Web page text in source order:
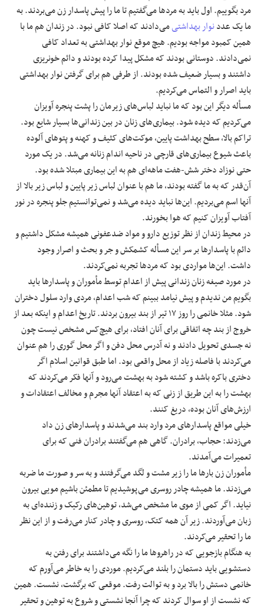
مرد بگوییم. اول باید به مردها می‌گفتیم تا ما را پیش پاسدار زن می‌بردند. به
ما یک عددنوار بهداشتیمی‌دادند که اصلا کافی نبود. در زندان هم ما با
همین کمبود مواجه بودیم. هیچ موقع نوار بهداشتی به تعداد کافی
نمی‌دادند. دوستانی بودند که مشکل پیدا کرده بودند و دائم خونریزی
داشتند و بسیار ضعیف شده بودند. از طرفی هم برای گرفتن نوار بهداشتی
باید اصرار و التماس می‌کردیم.
مسأله دیگر این بود که ما نباید لباس‌های زیرمان را پشت پنجره آویزان
می‌کردیم که دیده شود. بیماری‌های زنان در بین زندانی‌ها بسیار شایع بود.
تراکم بالا، سطح بهداشت پایین، موکت‌های کثیف و کهنه و پتوهای آلوده
باعث شیوع بیماری‌های قارچی در ناحیه اندام زنانه می‌شد. در یک مورد
حتی نوزاد دختر شش-هفت ماهه‌ای هم به این بیماری مبتلا شده بود.
آن‌قدر که به ما گفته بودند، ما هم با عنوان لباس زیر پایین و لباس زیر بالا از
آنها اسم می‌بردیم. این‌ها نباید دیده می‌شد و نمی‌توانستیم جلو پنجره در نور
آفتاب آویزان کنیم که هوا بخورند.
در محیط زندان از نظر توزیع دارو و مواد ضدعفونی همیشه مشکل داشتیم و
دائم با پاسدارها بر سر این مسأله کشمکش و جر و بحث و اصرار وجود
داشت. این‌ها مواردی بود که مردها تجربه نمی‌کردند.
در مورد صیغه زنان زندانی پیش از اعدام توسط مأموران و پاسدارها باید
بگویم من ندیدم و پیش نیامد ببینم که شب اعدام، مردی وارد سلول دختران
شود. مثلا خانمی را روز ۱۷ تیر از بند بیرون بردند. تاریخ اعدام و اینکه بعد از
خروج از بند چه اتفاقی برای آنان افتاد، برای هیچ‌کس مشخص نیست چون
نه جسدی تحویل دادند و نه آدرس محل دفن و اگر محل گوری را هم عنوان
می‌کردند با فاصله زیاد از محل واقعی بود. اما طبق قوانین اسلام اگر
دختری باکره باشد و کشته شود به بهشت می‌رود و آنها فکر می‌کردند که
بهشت را به این طریق از زنی که به اعتقاد آنها مجرم و مخالف اعتقادات و
ارزش‌های آنان بوده، دریغ کنند.
خیلی مواقع پاسدارهای مرد وارد بند می‌شدند و پاسدارهای زن داد
می‌زدند: حجاب، برادران. گاهی هم می‌گفتند برادران فنی که برای
تعمیرات می‌آمدند.
مأموران زن بارها ما را زیر مشت و لگد می‌گرفتند و به سر و صورت ما ضربه
می‌زدند. ما همیشه چادر روسری می‌پوشیدیم تا مطمئن باشیم مویی بیرون
نیاید. اگر کمی از موی ما مشخص می‌شد، توهین‌های رکیک و زننده‌ای به
زبان می‌آوردند. زیر آن همه کتک، روسری و چادر کنار می‌رفت و از این نظر
ما را تحقیر می‌کردند.
به هنگام بازجویی که در راهروها ما را نگه می‌داشتند برای رفتن به
دستشویی باید دستمان را بلند می‌کردیم. موردی را به خاطر می‌آورم که
خانمی دستش را بالا برد و به توالت رفت. موقعی که برگشت، نشست. همین
که نشست از او سوال کردند که چرا آنجا نشستی و شروع به توهین و تحقیر